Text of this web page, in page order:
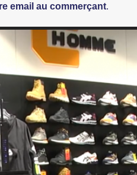
email au commerçant.